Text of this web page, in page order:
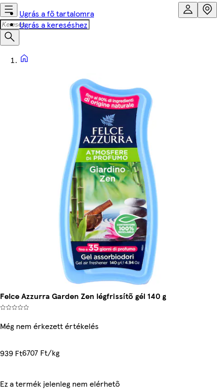
Ugrás a fő tartalomra
Ugrás a kereséshez
Felce Azzurra Garden Zen légfrissítő gél 140 g
Még nem érkezett értékelés
939 Ft6707 Ft/kg
Ez a termék jelenleg nem elérhető